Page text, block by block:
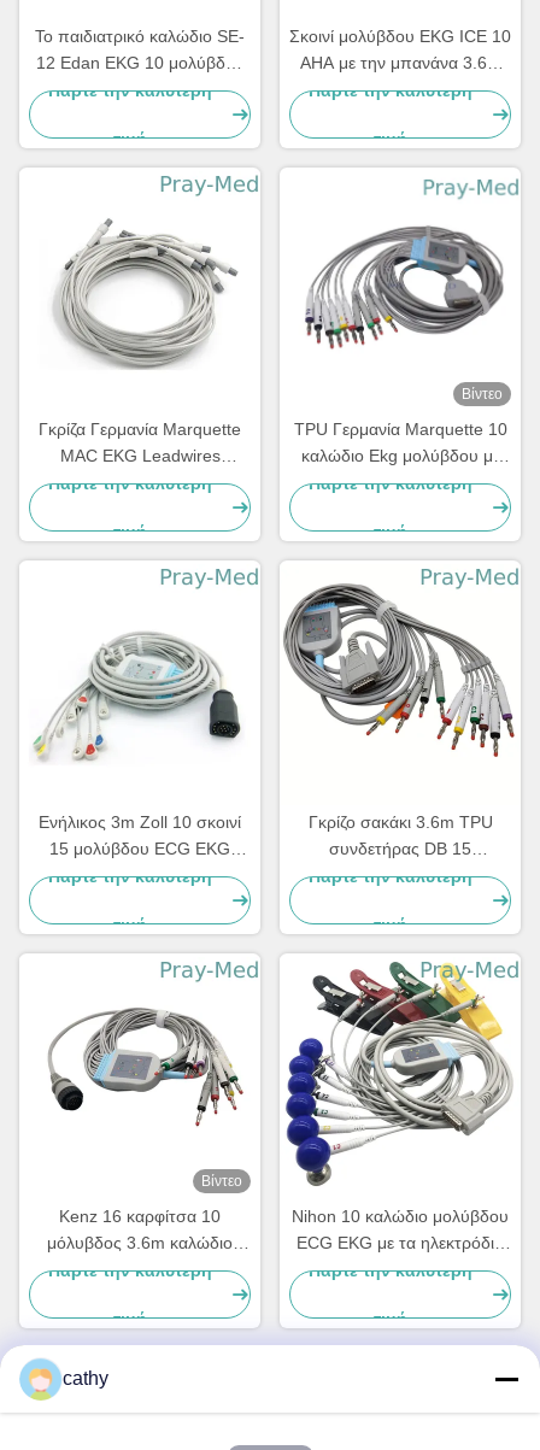
Το παιδιατρικό καλώδιο SE-
12 Edan EKG 10 μολύβδου
εκφράζει το σακάκι SE-1200
Πάρτε την καλύτερη
τιμή
Σκοινί μολύβδου EKG ICE 10
AHA με την μπανάνα 3.6m
DB 15 συνδετήρας Newtech
Πάρτε την καλύτερη
τιμή
Γκρίζα Γερμανία Marquette
MAC EKG Leadwires
420101-002 10 AHA 1.2M
Πάρτε την καλύτερη
τιμή
Βίντεο
TPU Γερμανία Marquette 10
καλώδιο Ekg μολύβδου με
την μπανάνα 4,0 2029893-
Πάρτε την καλύτερη
τιμή
Ενήλικος 3m Zoll 10 σκοινί
15 μολύβδου ECG EKG
καρφίτσα για το Μ και το Ε
Πάρτε την καλύτερη
τιμή
Γκρίζο σακάκι 3.6m TPU
συνδετήρας DB 15
μολύβδου IEC 10 καλωδίων
Πάρτε την καλύτερη
τιμή
Βίντεο
Kenz 16 καρφίτσα 10
μόλυβδος 3.6m καλώδιο
EKG με το τέλος 63050074
μπανανών 63050075 PC-
104
Πάρτε την καλύτερη
τιμή
Nihon 10 καλώδιο μολύβδου
ECG EKG με τα ηλεκτρόδια
σφιγκτηρών άκρων
θωρακικής αναρρόφησης
Πάρτε την καλύτερη
τιμή
cathy